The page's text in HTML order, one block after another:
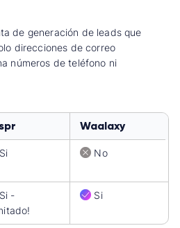
de generación de leads que
direcciones de correo
números de teléfono ni
Waalaxy
No
-
Si